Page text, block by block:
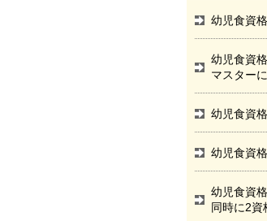
幼児食資
幼児食資
マスターに
幼児食資
幼児食資
幼児食資
同時に2資